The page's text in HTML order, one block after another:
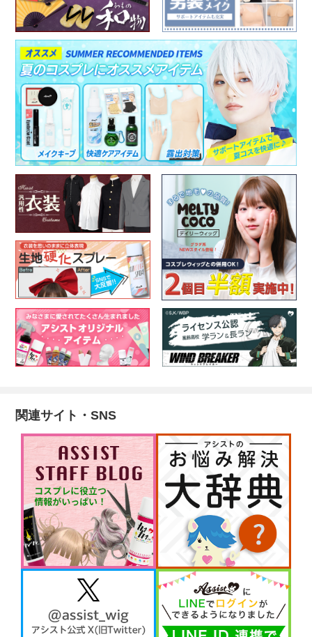
関連サイト・SNS